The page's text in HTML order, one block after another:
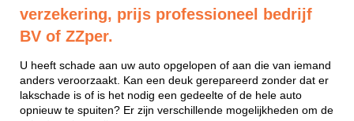
verzekering, prijs professioneel bedrijf
BV of ZZper.
U heeft schade aan uw auto opgelopen of aan die van iemand
anders veroorzaakt. Kan een deuk gerepareerd zonder dat er
lakschade is of is het nodig een gedeelte of de hele auto
opnieuw te spuiten? Er zijn verschillende mogelijkheden om de